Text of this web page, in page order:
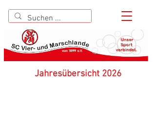
Jahresübersicht 2026